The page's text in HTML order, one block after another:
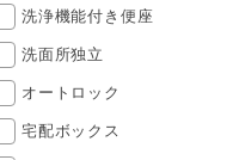
洗浄機能付き便座
洗面所独立
オートロック
宅配ボックス